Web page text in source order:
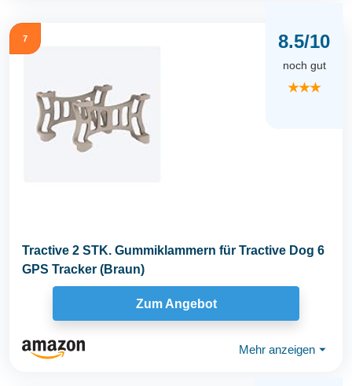
7 8.5/10
noch gut
★★★
Tractive 2 STK. Gummiklammern für Tractive Dog 6
GPS Tracker (Braun)
Zum Angebot
Mehr anzeigen ⏷